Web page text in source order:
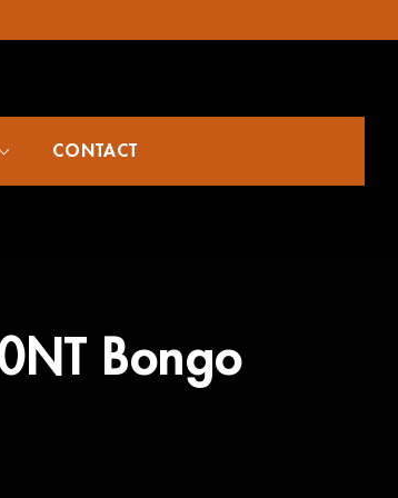
CONTACT
Bongo